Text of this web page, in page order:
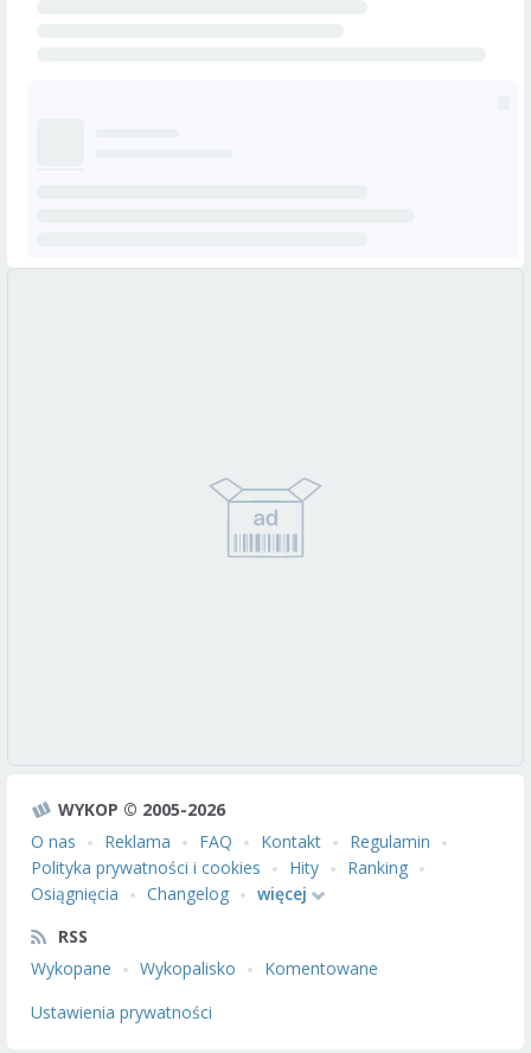
WYKOP © 2005-2026
O nas
Reklama FAQ Kontakt
Regulamin
Polityka prywatności i cookies
Hity
Ranking
Osiągnięcia
Changelog
więcej
RSS
Wykopane
Wykopalisko
Komentowane
Ustawienia prywatności